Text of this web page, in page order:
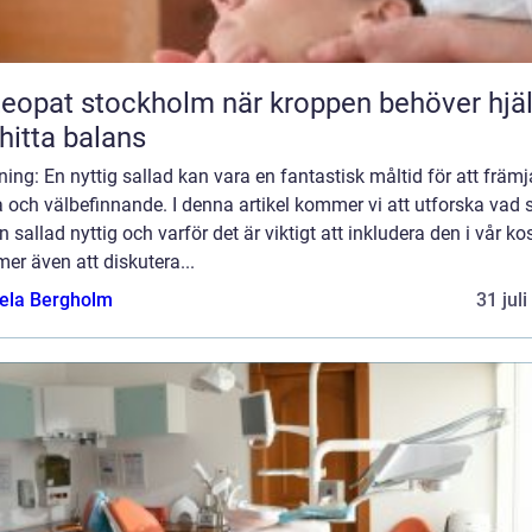
stockholm när kroppen behöver hjälp
balans
En nyttig sallad kan vara en fantastisk måltid för att
och välbefinnande. I denna artikel kommer vi att utforska vad
sallad nyttig och varför det är viktigt att inkludera den i vår
även att diskutera...
Bergholm
31 juli